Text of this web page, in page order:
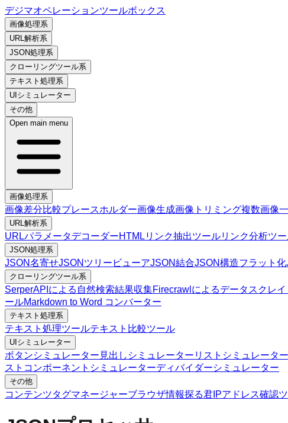
デジマオペレーションツールボックス
画像処理系
URL解析系
JSON処理系
クローリングツール系
テキスト処理系
UIシミュレーター
その他
Open main menu
画像処理系
画像差分比較プレースホルダー画像生成画像トリミング複数画像
URL解析系
URLパラメータデコーダーHTMLリンク抽出ツールリンク分析ツ
JSON処理系
JSON名寄せJSONツリービューアJSON結合JSON構造フラット化
クローリングツール系
SerperAPIによる自然検索結果収集Firecrawlによるデータスクレ
ールMarkdown to Word コンバーター
テキスト処理系
テキスト処理ツールテキスト比較ツール
UIシミュレーター
ボタンシミュレーター 見出しシミュレーター リストシミュレーター
ストコンポーネントシミュレーターディバイダーシミュレーター
その他
コンテンツタグマネージャーブラウザ情報探る君 IPアドレス確認